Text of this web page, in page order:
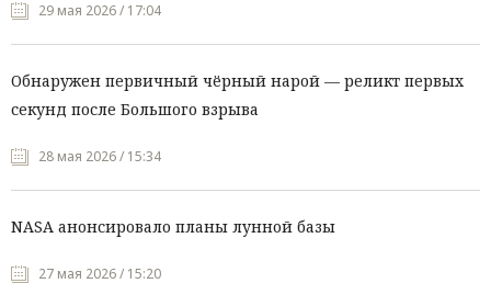
29 мая 2026 / 17:04
Обнаружен первичный чёрный нарой — реликт первых
секунд после Большого взрыва
28 мая 2026 / 15:34
NASA анонсировало планы лунной базы
27 мая 2026 / 15:20